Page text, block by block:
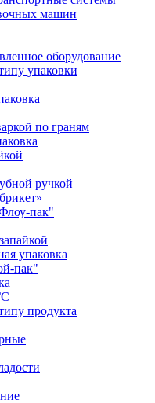
машин
оборудование
упаковки
по граням
ручкой
пак"
упаковка
пак"
продукта